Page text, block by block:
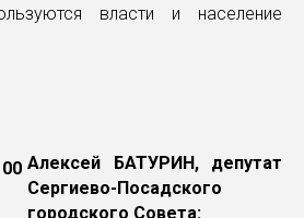
власти и население
Алексей БАТУРИН, депутат
Сергиево-Посадского
городского Совета: